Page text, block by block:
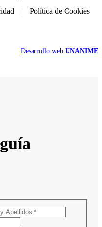
| Política de Cookies
Desarrollo web UNANIME
guía